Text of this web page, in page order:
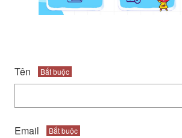
Tên Bắt buộc
Email Bắt buộc